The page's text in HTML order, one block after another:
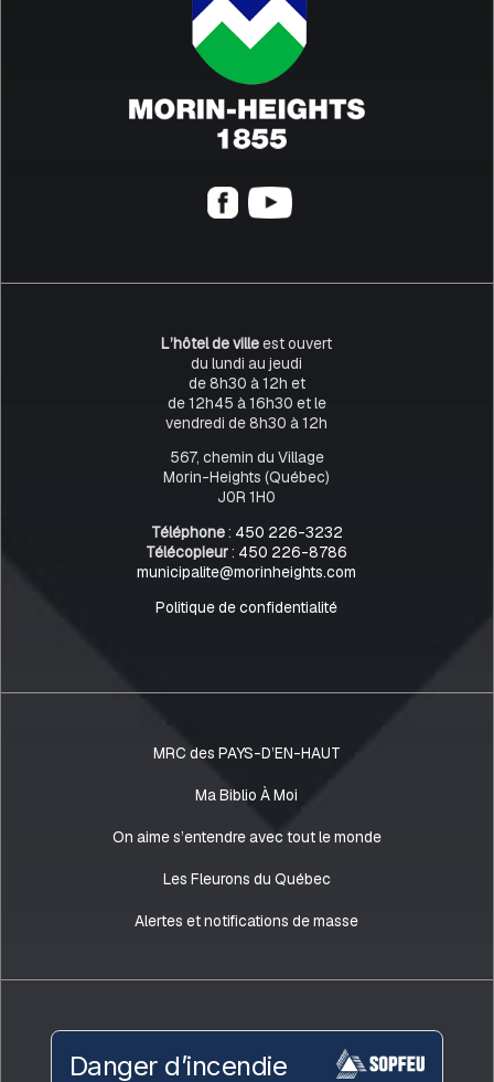
L’hôtel de villeest ouvert
du lundi au jeudi
de 8h30 à 12h et
de 12h45 à 16h30 et le
vendredi de 8h30 à 12h
567, chemin du Village
Morin-Heights (Québec)
J0R 1H0
Téléphone: 450 226-3232
Télécopieur: 450 226-8786
municipalite@morinheights.com
Politique de confidentialité
MRC des PAYS-D’EN-HAUT
Ma Biblio À Moi
On aime s’entendre avec tout le monde
Les Fleurons du Québec
Alertes et notifications de masse
Danger d’incendie